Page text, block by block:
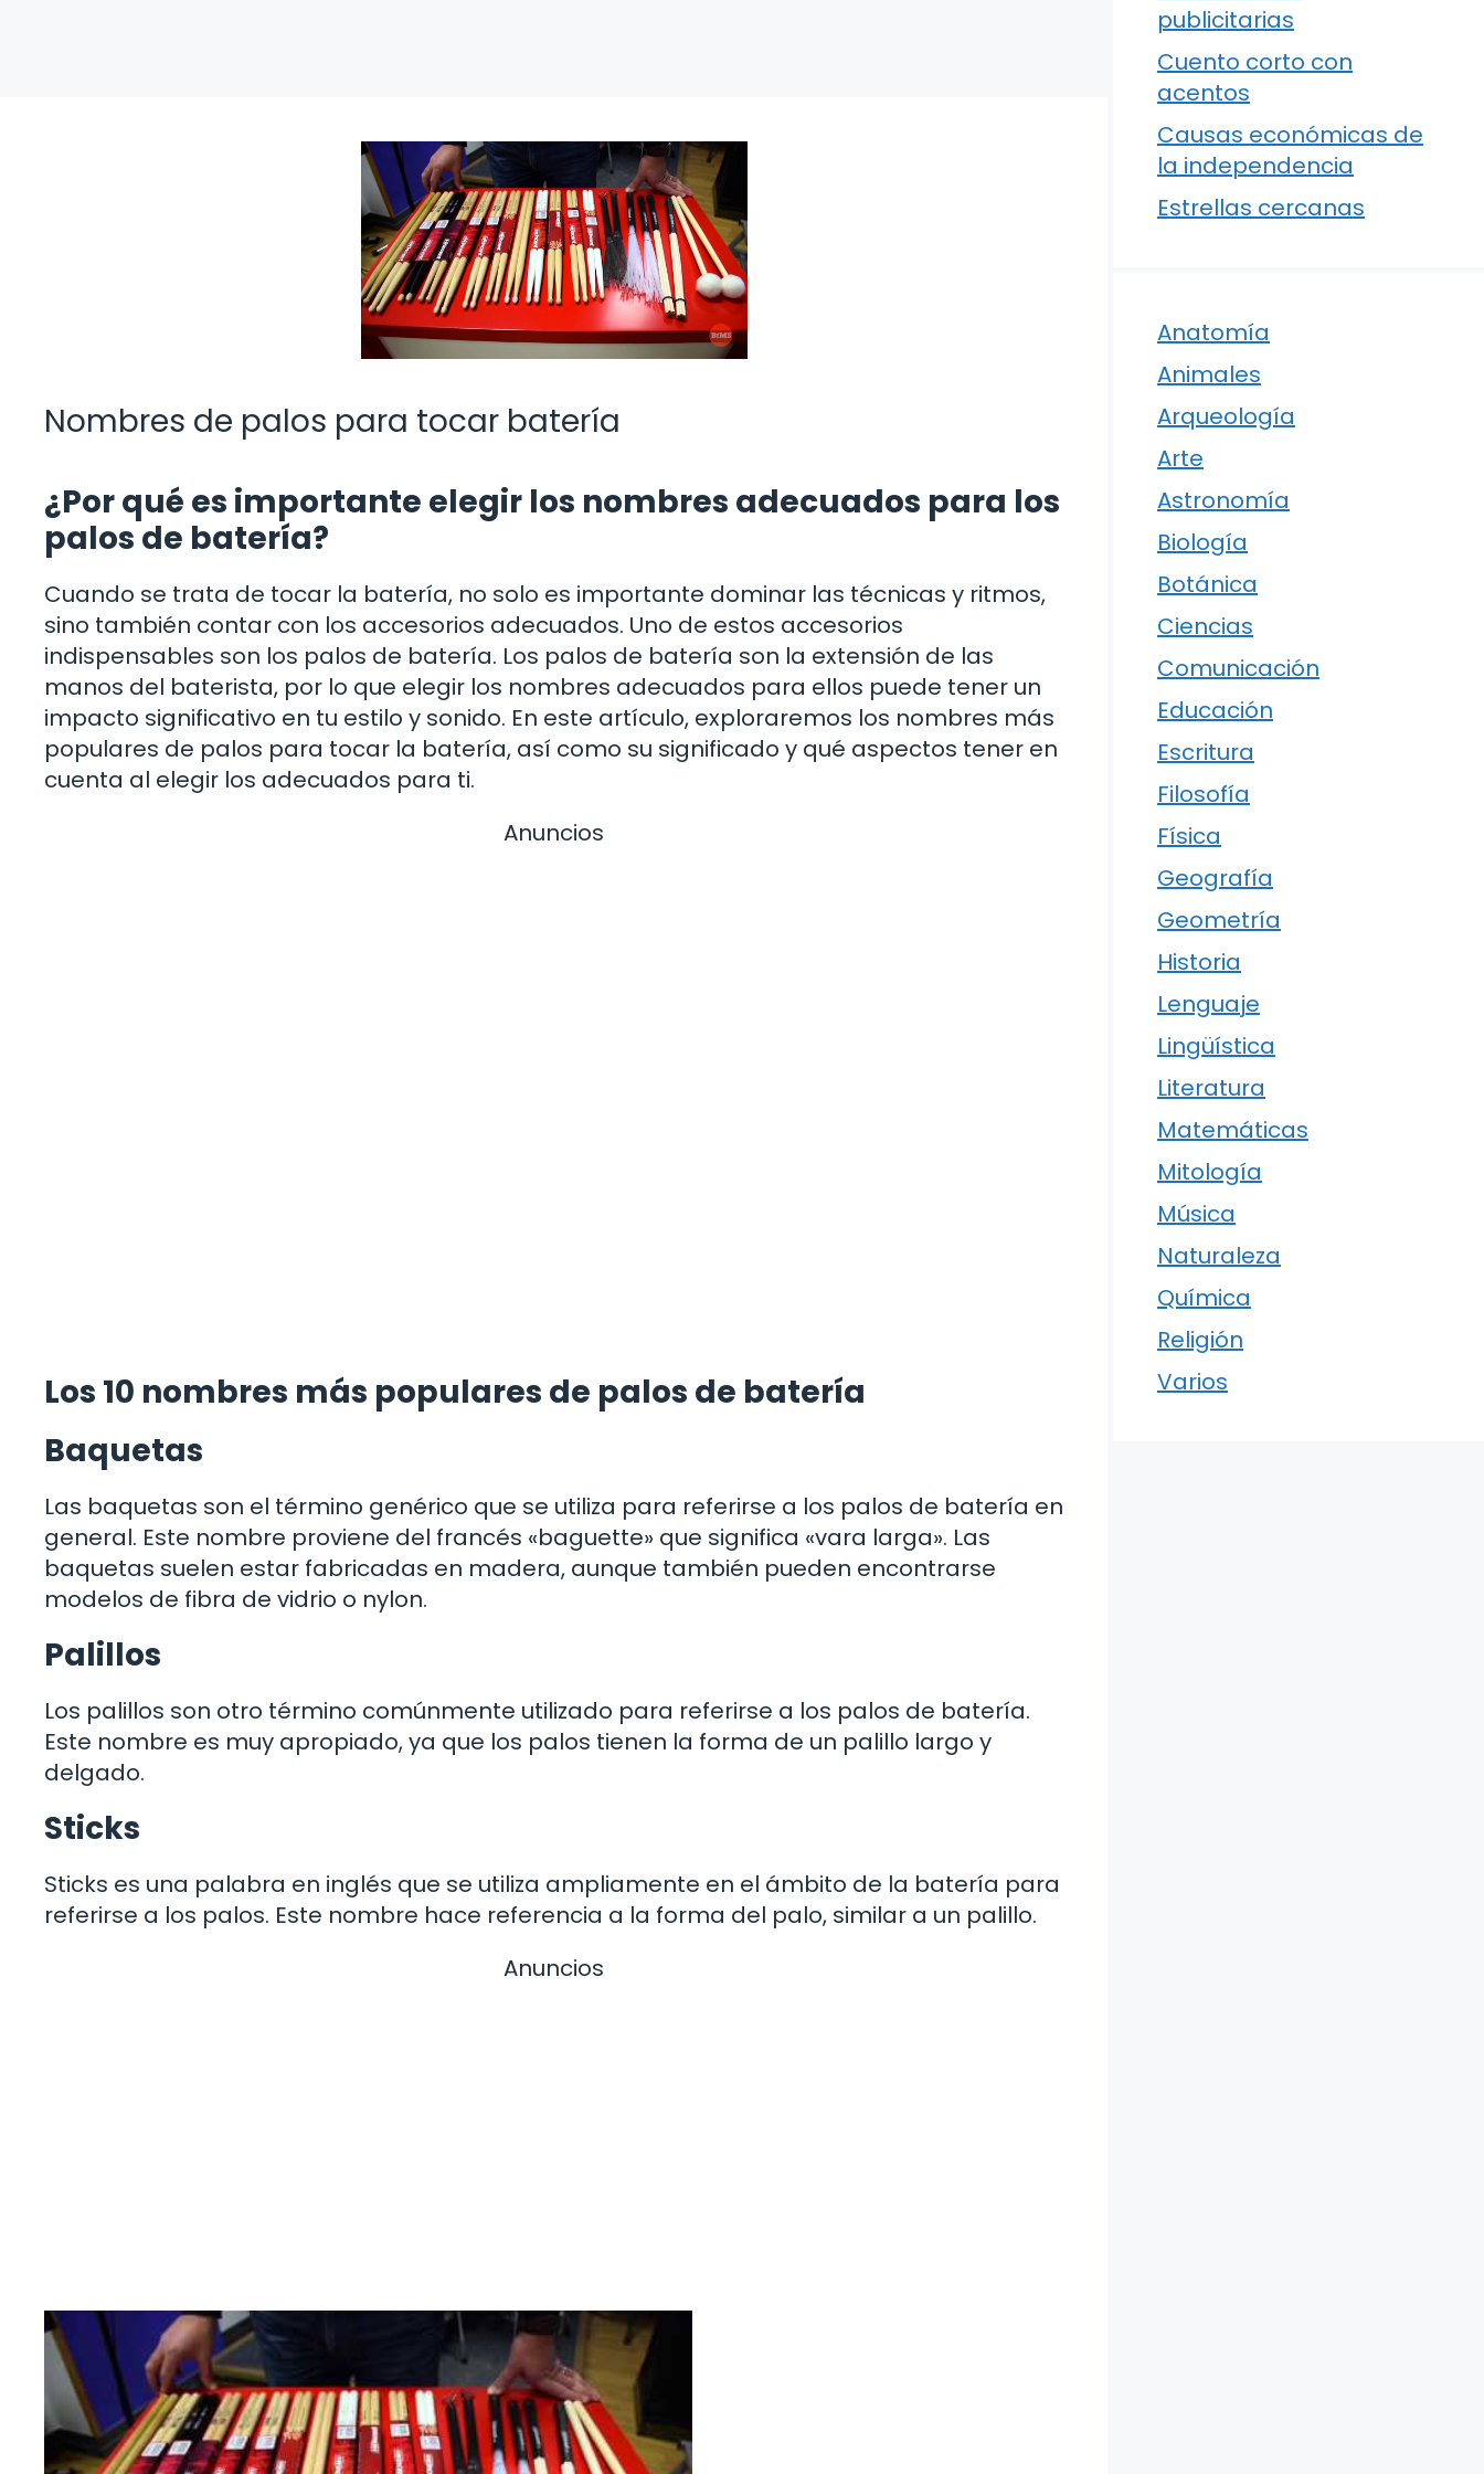
Nombres de palos para tocar batería
¿Por qué es importante elegir los nombres adecuados para los
palos de batería?
Cuando se trata de tocar la batería, no solo es importante dominar las técnicas y ritmos,
sino también contar con los accesorios adecuados. Uno de estos accesorios
indispensables son los palos de batería. Los palos de batería son la extensión de las
manos del baterista, por lo que elegir los nombres adecuados para ellos puede tener un
impacto significativo en tu estilo y sonido. En este artículo, exploraremos los nombres más
populares de palos para tocar la batería, así como su significado y qué aspectos tener en
cuenta al elegir los adecuados para ti.
Anuncios
Los 10 nombres más populares de palos de batería
Baquetas
Las baquetas son el término genérico que se utiliza para referirse a los palos de batería en
general. Este nombre proviene del francés «baguette» que significa «vara larga». Las
baquetas suelen estar fabricadas en madera, aunque también pueden encontrarse
modelos de fibra de vidrio o nylon.
Palillos
Los palillos son otro término comúnmente utilizado para referirse a los palos de batería.
Este nombre es muy apropiado, ya que los palos tienen la forma de un palillo largo y
delgado.
Sticks
Sticks es una palabra en inglés que se utiliza ampliamente en el ámbito de la batería para
referirse a los palos. Este nombre hace referencia a la forma del palo, similar a un palillo.
Anuncios
publicitarias
Cuento corto con
acentos
Causas económicas de
la independencia
Estrellas cercanas
Anatomía
Animales
Arqueología
Arte
Astronomía
Biología
Botánica
Ciencias
Comunicación
Educación
Escritura
Filosofía
Física
Geografía
Geometría
Historia
Lenguaje
Lingüística
Literatura
Matemáticas
Mitología
Música
Naturaleza
Química
Religión
Varios